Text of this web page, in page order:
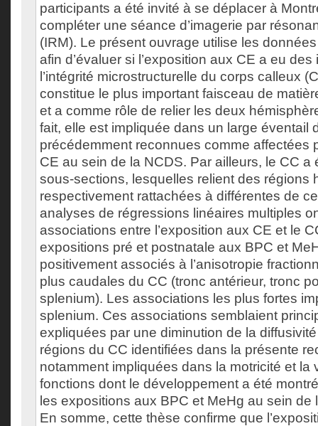
participants a été invité à se déplacer à
compléter une séance d’imagerie par
(IRM). Le présent ouvrage utilise les
afin d’évaluer si l’exposition aux CE a eu
l’intégrité microstructurelle du corps calleux
constitue le plus important faisceau de
et a comme rôle de relier les deux
fait, elle est impliquée dans un large éventail
précédemment reconnues comme affectées
CE au sein de la NCDS. Par ailleurs, le CC a
sous-sections, lesquelles relient des régions
respectivement rattachées à différentes de
analyses de régressions linéaires multiples
associations entre l’exposition aux CE et le
expositions pré et postnatale aux BPC et
positivement associés à l’anisotropie
plus caudales du CC (tronc antérieur, tronc
splenium). Les associations les plus fortes
splenium. Ces associations semblaient
expliquées par une diminution de la
régions du CC identifiées dans la présente
notamment impliquées dans la motricité et la
fonctions dont le développement a été
les expositions aux BPC et MeHg au sein de
En somme, cette thèse confirme que